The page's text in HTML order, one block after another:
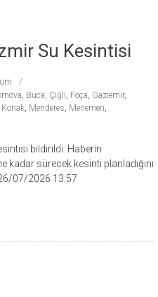
Su Kesintisi
, Buca, Çiğli, Foça, Gaziemir,
Konak, Menderes, Menemen,
bildirildi. Haberin
kadar sürecek kesinti planladığını
07/2026 13:57